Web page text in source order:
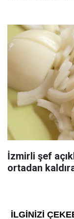
İzmirli şef
ortadan